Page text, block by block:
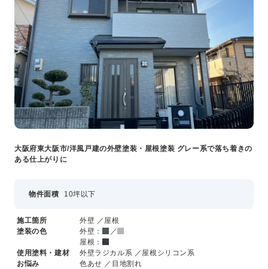
大阪府東大阪市/洋風戸建の外壁塗装・屋根塗装 グレー系で落ち着きの
ある仕上がりに
物件面積 10坪以下
施工箇所
外壁 ／屋根
塗装の色
外壁：
／
屋根：
使用塗料・建材
外壁ラジカル系 ／屋根シリコン系
お悩み
色あせ ／目地割れ